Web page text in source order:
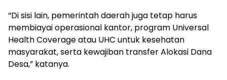
“Di sisi lain, pemerintah daerah juga tetap harus
membiayai operasional kantor, program Universal
Health Coverage atau UHC untuk kesehatan
masyarakat, serta kewajiban transfer Alokasi Dana
Desa,” katanya.